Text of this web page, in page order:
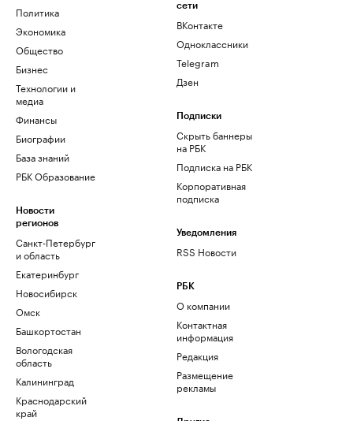
Политика
Экономика
Общество
Бизнес
Технологии и
медиа
Финансы
Биографии
База знаний
РБК Образование
Новости
регионов
Санкт-Петербург
и область
Екатеринбург
Новосибирск
Омск
Башкортостан
Вологодская
область
Калининград
Краснодарский
край
сети
ВКонтакте
Одноклассники
Telegram
Дзен
Подписки
Скрыть баннеры
на РБК
Подписка на РБК
Корпоративная
подписка
Уведомления
RSS Новости
РБК
О компании
Контактная
информация
Редакция
Размещение
рекламы